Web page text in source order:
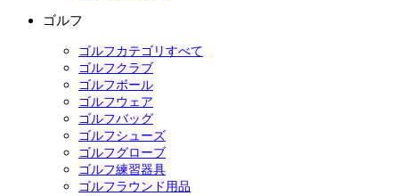
ゴルフ
ゴルフカテゴリすべて
ゴルフクラブ
ゴルフボール
ゴルフウェア
ゴルフバッグ
ゴルフシューズ
ゴルフグローブ
ゴルフ練習器具
ゴルフラウンド用品